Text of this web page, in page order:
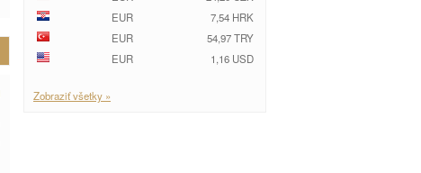
EUR
7,54 HRK
EUR
54,97 TRY
EUR
1,16 USD
Zobraziť všetky »